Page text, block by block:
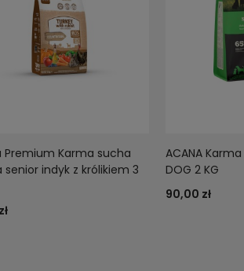
Premium Karma sucha
senior indyk z królikiem 3
ACANA Karma
DOG 2 KG
90,00 zł